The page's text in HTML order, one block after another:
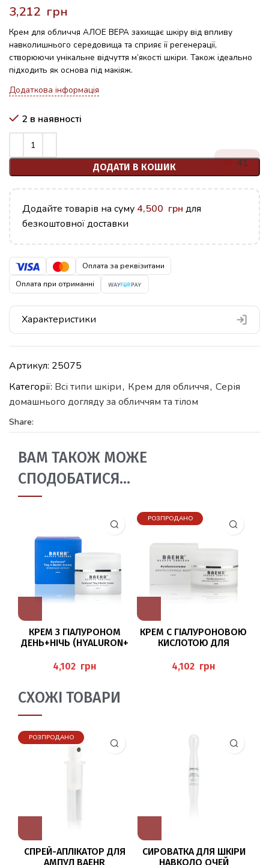
грн
Крем для обличчя АЛОЕ ВЕРА захищає шкіру від впливу
навколишнього середовища та сприяє її регенерації,
створюючи унікальне відчуття м’якості шкіри. Також ідеально
підходить як основа під макіяж.
Додаткова інформація
2 в наявності
ДОДАТИ В КОШИК 41
Додайте товарів на суму 4,500 грн для
безкоштовної доставки
Оплата за реквізитами
Оплата при отриманні
Характеристики
Артикул: 25075
Категорії: Всі типи шкіри, Крем для обличчя, Серія
домашнього догляду за обличчям та тілом
Share:
ВАМ ТАКОЖ МОЖЕ
СПОДОБАТИСЯ…
КРЕМ З ГІАЛУРОНОМ
ДЕНЬ+НІЧЬ (HYALURON+
МЛ BAEHR
грн
РОЗПРОДАНО
КРЕМ С ГІАЛУРОНОВОЮ
КИСЛОТОЮ ДЛЯ
“HYALURONCREME”
BAEHR
грн
СХОЖІ ТОВАРИ
РОЗПРОДАНО
СПРЕЙ-АПЛІКАТОР ДЛЯ
АМПУЛ BAEHR
СИРОВАТКА ДЛЯ ШКІРИ
НАВКОЛО ОЧЕЙ